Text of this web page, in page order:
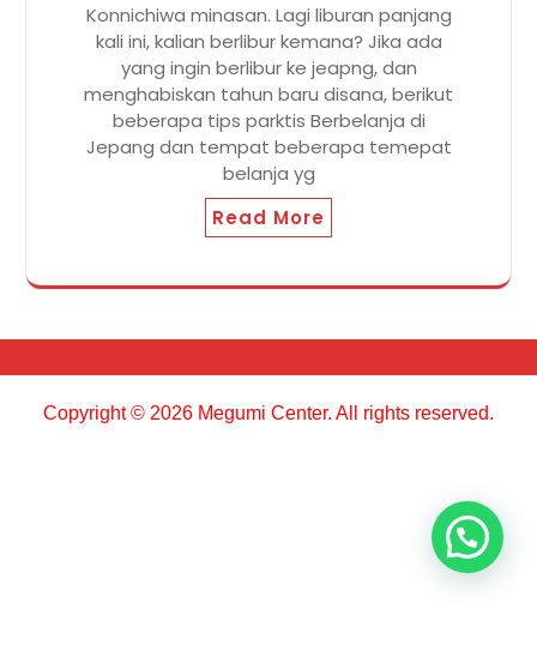
Konnichiwa minasan. Lagi liburan panjang
kali ini, kalian berlibur kemana? Jika ada
yang ingin berlibur ke jeapng, dan
menghabiskan tahun baru disana, berikut
beberapa tips parktis Berbelanja di
Jepang dan tempat beberapa temepat
belanja yg
Read More
Copyright © 2026 Megumi Center. All rights reserved.